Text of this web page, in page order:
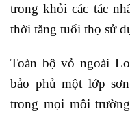
trong khỏi các tác
thời tăng tuổi thọ sử
Toàn bộ vỏ ngoài
bảo phủ một lớp
trong mọi môi